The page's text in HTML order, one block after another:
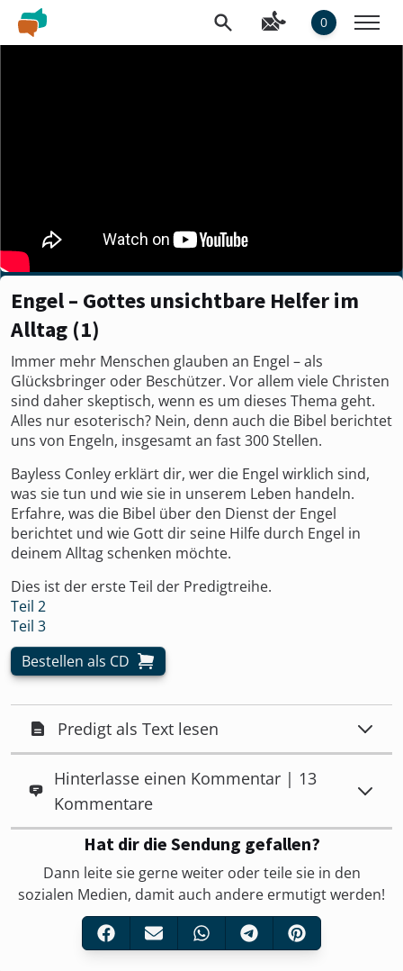
0
Engel – Gottes unsichtbare Helfer im
Alltag (1)
Immer mehr Menschen glauben an Engel – als
Glücksbringer oder Beschützer. Vor allem viele Christen
sind daher skeptisch, wenn es um dieses Thema geht.
Alles nur esoterisch? Nein, denn auch die Bibel berichtet
uns von Engeln, insgesamt an fast 300 Stellen.
Bayless Conley erklärt dir, wer die Engel wirklich sind,
was sie tun und wie sie in unserem Leben handeln.
Erfahre, was die Bibel über den Dienst der Engel
berichtet und wie Gott dir seine Hilfe durch Engel in
deinem Alltag schenken möchte.
Dies ist der erste Teil der Predigtreihe.
Teil 2
Teil 3
Bestellen als CD
Predigt als Text lesen
Hinterlasse einen Kommentar | 13
Kommentare
Hat dir die Sendung gefallen?
Dann leite sie gerne weiter oder teile sie in den
sozialen Medien, damit auch andere ermutigt werden!